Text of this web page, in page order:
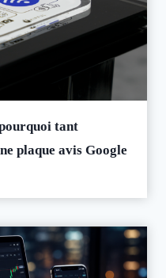
tant
plaque avis Google